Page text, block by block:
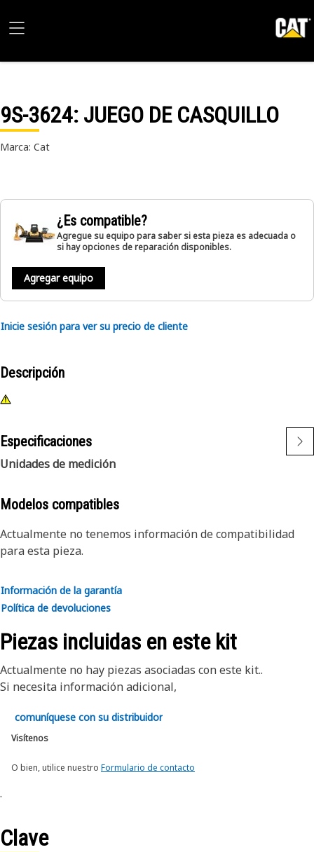
9S-3624: JUEGO DE CASQUILLO
Marca: Cat
¿Es compatible?
Agregue su equipo para saber si esta pieza es adecuada o
si hay opciones de reparación disponibles.
Agregar equipo
Inicie sesión para ver su precio de cliente
Descripción
Especificaciones
Unidades de medición
Modelos compatibles
Actualmente no tenemos información de compatibilidad
para esta pieza.
Información de la garantía
Política de devoluciones
Piezas incluidas en este kit
Actualmente no hay piezas asociadas con este kit..
Si necesita información adicional,
comuníquese con su distribuidor
Visítenos
O bien, utilice nuestro Formulario de contacto
.
Clave